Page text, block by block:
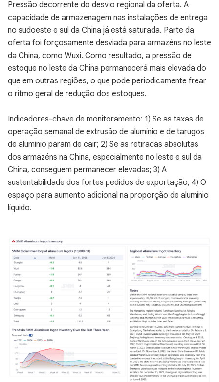
Pressão decorrente do desvio regional da oferta. A
capacidade de armazenagem nas instalações de entrega
no sudoeste e sul da China já está saturada. Parte da
oferta foi forçosamente desviada para armazéns no leste
da China, como Wuxi. Como resultado, a pressão de
estoque no leste da China permanecerá mais elevada do
que em outras regiões, o que pode periodicamente frear
o ritmo geral de redução dos estoques.
Indicadores-chave de monitoramento: 1) Se as taxas de
operação semanal de extrusão de alumínio e de tarugos
de alumínio param de cair; 2) Se as retiradas absolutas
dos armazéns na China, especialmente no leste e sul da
China, conseguem permanecer elevadas; 3) A
sustentabilidade dos fortes pedidos de exportação; 4) O
espaço para aumento adicional na proporção de alumínio
líquido.